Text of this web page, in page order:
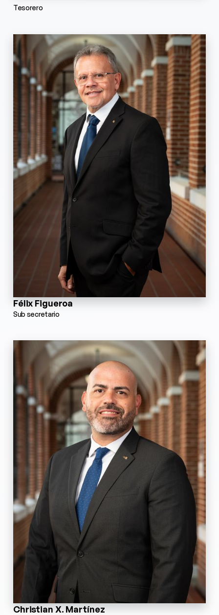
Tesorero
Félix Figueroa
Sub secretario
Christian X. Martínez